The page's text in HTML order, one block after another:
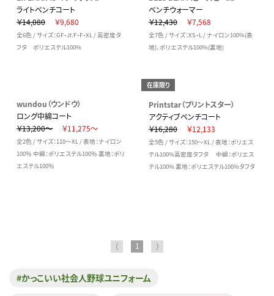
ライトベンチコート
￥14,080
￥9,680
全6色 / サイズ：GF・Jr.F・F・XL / 高密度タ
フタ ポリエステル100%
ベンチウォーマー
￥12,430
￥7,568
全7色 / サイズ：XS・L / ナイロン100%(表
地)、ポリエステル100%(裏地)
wundou（ウンドウ）
ロング中綿コート
￥13,200～
￥11,275～
全2色 / サイズ：110～XL / 表地：ナイロン
100％ 中綿：ポリエステル100％ 裏地：ポリ
エステル100％
在庫限り
Printstar（プリントスター）
アクティブベンチコート
￥16,280
￥12,133
全5色 / サイズ：150～XL / 表地：ポリエス
テル100%高密度タフタ 中綿：ポリエス
テル100% 裏地：ポリエステル100%タフタ
⟨ 1 ⟩
#かっこいい社会人野球ユニフォーム